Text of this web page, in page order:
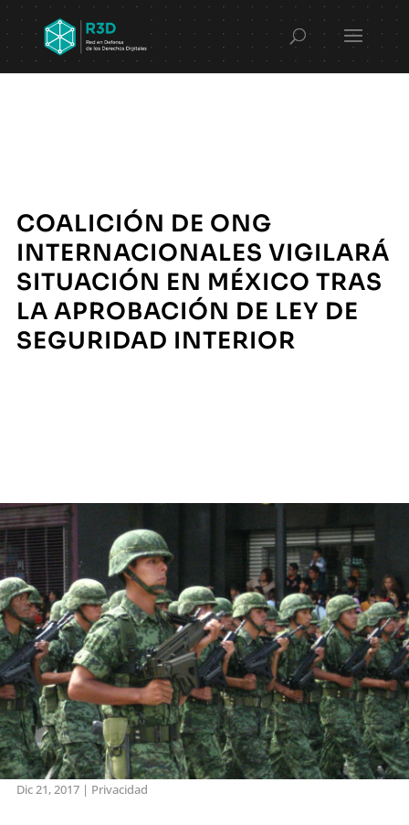
COALICIÓN DE ONG
INTERNACIONALES VIGILARÁ
SITUACIÓN EN MÉXICO TRAS
LA APROBACIÓN DE LEY DE
SEGURIDAD INTERIOR
Dic 21, 2017| Privacidad